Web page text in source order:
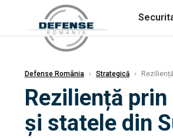
Defense România › Strategică ›
Reziliență
și statele din